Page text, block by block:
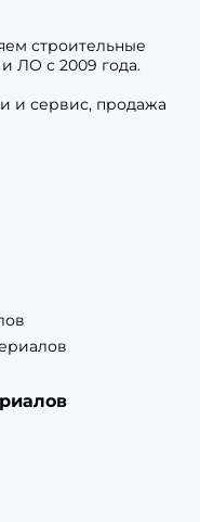
строительные
ЛО с 2009 года.
и сервис, продажа